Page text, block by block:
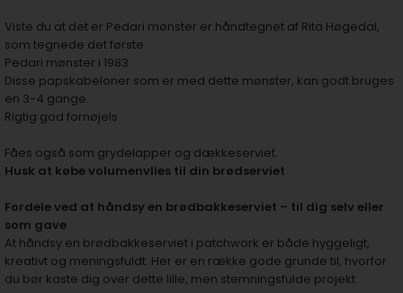
Viste du at det er Pedari mønster er håndtegnet af Rita Høgedal,
som tegnede det første
Pedari mønster i 1983
Disse papskabeloner som er med dette mønster, kan godt bruges
en 3-4 gange.
Rigtig god fornøjels
Fåes også som grydelapper og dækkeserviet.
Husk at købe volumenvlies til din brødserviet
Fordele ved at håndsy en brødbakkeserviet – til dig selv eller
som gave
At håndsy en brødbakkeserviet i patchwork er både hyggeligt,
kreativt og meningsfuldt. Her er en række gode grunde til, hvorfor
du bør kaste dig over dette lille, men stemningsfulde projekt: